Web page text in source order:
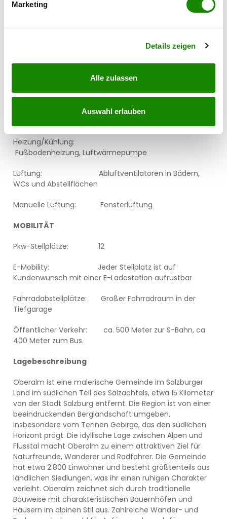
Erfahren Sie mehr darüber, wie Ihre persönlichen Daten
Marketing
Details zeigen
Alle zulassen
Auswahl erlauben
Boden: Parkett, Fliesen/Feinsteinzeug
Heizung/Kühlung:
Fußbodenheizung, Luftwärmepumpe
Lüftung: Abluftventilatoren in Bädern,
WCs und Abstellflächen
Manuelle Lüftung: Fensterlüftung
MOBILITÄT
Pkw-Stellplätze: 12
E-Mobility: Jeder Stellplatz ist auf
Kundenwunsch mit einer E-Ladestation aufrüstbar
Fahrradabstellplätze: Großer Fahrradraum in der
Tiefgarage
Öffentlicher Verkehr: ca. 500 Meter zur S-Bahn, ca.
400 Meter zum Bus.
Lagebeschreibung
Oberalm ist eine malerische Gemeinde im Salzburger
Land im südlichen Teil des Salzachtals, etwa 15 Kilometer
von der Stadt Salzburg entfernt. Die Region ist von einer
beeindruckenden Berglandschaft umgeben,
insbesondere vom Tennen Gebirge, das den südlichen
Horizont prägt. Die idyllische Lage zwischen Alpen und
Flusstal macht Oberalm zu einem attraktiven Ziel für
Naturfreunde, Wanderer und Radfahrer. Die Gemeinde
hat etwa 2.800 Einwohner und besteht größtenteils aus
ländlichen Siedlungen, was ihr einen ruhigen Charakter
verleiht. Oberalm zeichnet sich durch traditionelle
Bauweise mit charakteristischen Bauernhöfen und
Häusern im alpinen Stil aus. Zahlreiche Wander- und